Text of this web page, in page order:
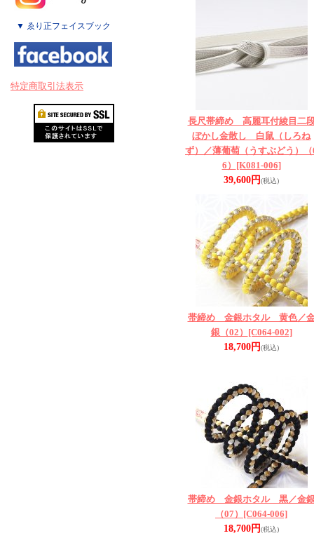
▼ ゑり正フェイスブック
特定商取引法表示
長尺帯締め 高麗耳付綾目二
ぼかし金散し 白鼠（しろね
ず）／薄葡萄（うすぶどう）（
6） [K081-006]
39,600円(税込)
帯締め 金銀ホタル 黄色／
銀（02） [C064-002]
18,700円(税込)
帯締め 金銀ホタル 黒／金
（07） [C064-006]
18,700円(税込)